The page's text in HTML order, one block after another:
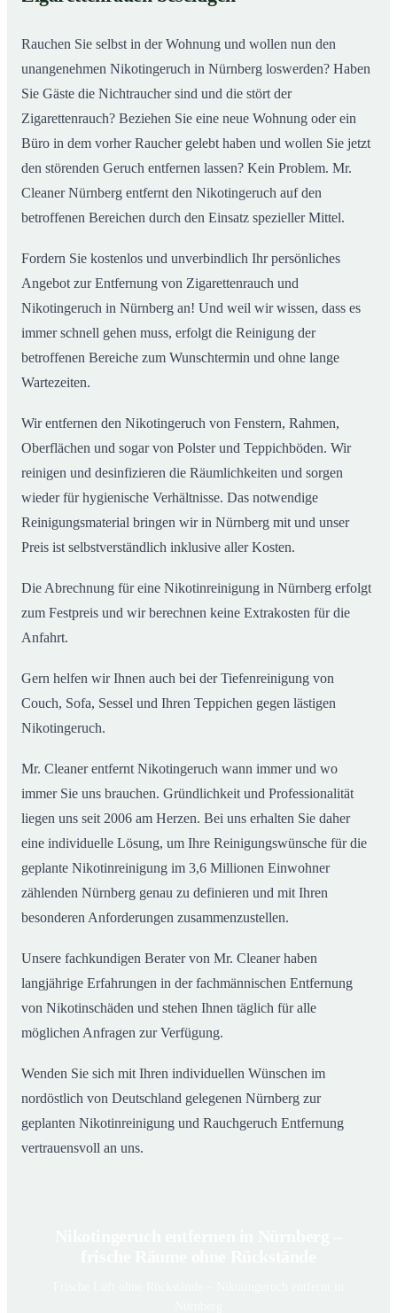
Rauchen Sie selbst in der Wohnung und wollen nun den
unangenehmen Nikotingeruch in Nürnberg loswerden? Haben
Sie Gäste die Nichtraucher sind und die stört der
Zigarettenrauch? Beziehen Sie eine neue Wohnung oder ein
Büro in dem vorher Raucher gelebt haben und wollen Sie jetzt
den störenden Geruch entfernen lassen? Kein Problem. Mr.
Cleaner Nürnberg entfernt den Nikotingeruch auf den
betroffenen Bereichen durch den Einsatz spezieller Mittel.
Fordern Sie kostenlos und unverbindlich Ihr persönliches
Angebot zur Entfernung von Zigarettenrauch und
Nikotingeruch in Nürnberg an! Und weil wir wissen, dass es
immer schnell gehen muss, erfolgt die Reinigung der
betroffenen Bereiche zum Wunschtermin und ohne lange
Wartezeiten.
Wir entfernen den Nikotingeruch von Fenstern, Rahmen,
Oberflächen und sogar von Polster und Teppichböden. Wir
reinigen und desinfizieren die Räumlichkeiten und sorgen
wieder für hygienische Verhältnisse. Das notwendige
Reinigungsmaterial bringen wir in Nürnberg mit und unser
Preis ist selbstverständlich inklusive aller Kosten.
Die Abrechnung für eine Nikotinreinigung in Nürnberg erfolgt
zum Festpreis und wir berechnen keine Extrakosten für die
Anfahrt.
Gern helfen wir Ihnen auch bei der Tiefenreinigung von
Couch, Sofa, Sessel und Ihren Teppichen gegen lästigen
Nikotingeruch.
Mr. Cleaner entfernt Nikotingeruch wann immer und wo
immer Sie uns brauchen. Gründlichkeit und Professionalität
liegen uns seit 2006 am Herzen. Bei uns erhalten Sie daher
eine individuelle Lösung, um Ihre Reinigungswünsche für die
geplante Nikotinreinigung im 3,6 Millionen Einwohner
zählenden Nürnberg genau zu definieren und mit Ihren
besonderen Anforderungen zusammenzustellen.
Unsere fachkundigen Berater von Mr. Cleaner haben
langjährige Erfahrungen in der fachmännischen Entfernung
von Nikotinschäden und stehen Ihnen täglich für alle
möglichen Anfragen zur Verfügung.
Wenden Sie sich mit Ihren individuellen Wünschen im
nordöstlich von Deutschland gelegenen Nürnberg zur
geplanten Nikotinreinigung und Rauchgeruch Entfernung
vertrauensvoll an uns.